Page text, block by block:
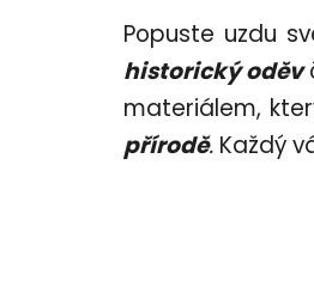
Popuste uzdu
historický oděv
materiálem,
přírodě. Každý